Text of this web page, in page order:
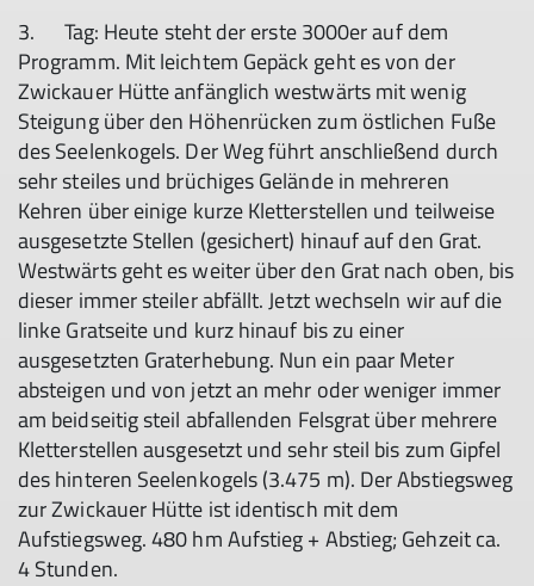
3. Tag: Heute steht der erste 3000er auf dem
Programm. Mit leichtem Gepäck geht es von der
Zwickauer Hütte anfänglich westwärts mit wenig
Steigung über den Höhenrücken zum östlichen Fuße
des Seelenkogels. Der Weg führt anschließend durch
sehr steiles und brüchiges Gelände in mehreren
Kehren über einige kurze Kletterstellen und teilweise
ausgesetzte Stellen (gesichert) hinauf auf den Grat.
Westwärts geht es weiter über den Grat nach oben, bis
dieser immer steiler abfällt. Jetzt wechseln wir auf die
linke Gratseite und kurz hinauf bis zu einer
ausgesetzten Graterhebung. Nun ein paar Meter
absteigen und von jetzt an mehr oder weniger immer
am beidseitig steil abfallenden Felsgrat über mehrere
Kletterstellen ausgesetzt und sehr steil bis zum Gipfel
des hinteren Seelenkogels (3.475 m). Der Abstiegsweg
zur Zwickauer Hütte ist identisch mit dem
Aufstiegsweg. 480 hm Aufstieg + Abstieg; Gehzeit ca.
4 Stunden.